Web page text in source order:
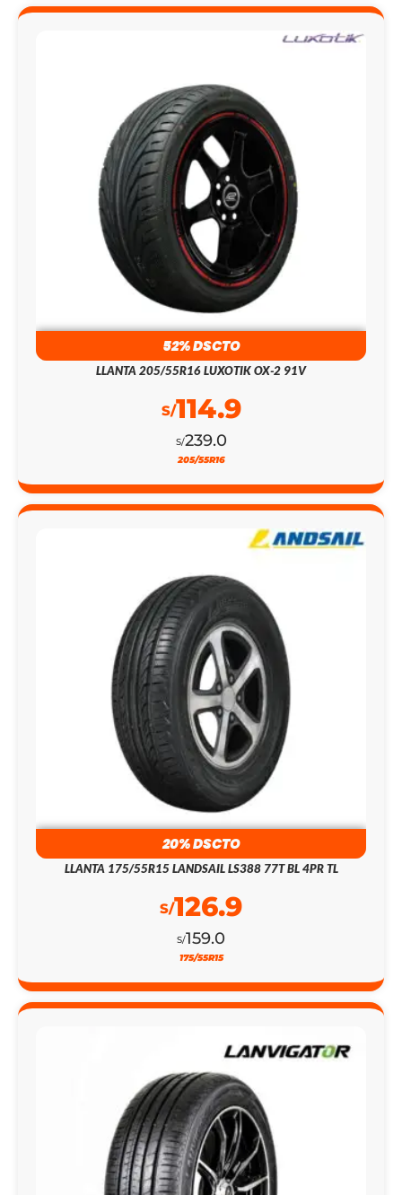
52% DSCTO
LLANTA 205/55R16 LUXOTIK OX-2 91V
S/239.0
S/114.9
205/55R16
20% DSCTO
LLANTA 175/55R15 LANDSAIL LS388 77T BL 4PR TL
S/159.0
S/126.9
175/55R15